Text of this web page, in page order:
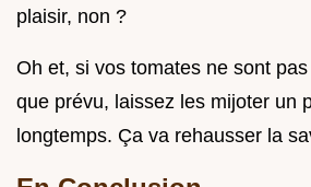
plaisir, non ?
Oh et, si vos tomates ne sont
que prévu, laissez les mijoter un
longtemps. Ça va rehausser la